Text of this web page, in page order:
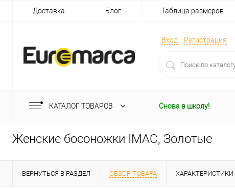
Доставка Блог Таблица размеров
Вход Регистрация
КАТАЛОГ ТОВАРОВ Снова в школу!
Женские босоножки IMAC, Золотые
ВЕРНУТЬСЯ В РАЗДЕЛ ОБЗОР ТОВАРА ХАРАКТЕРИСТИКИ